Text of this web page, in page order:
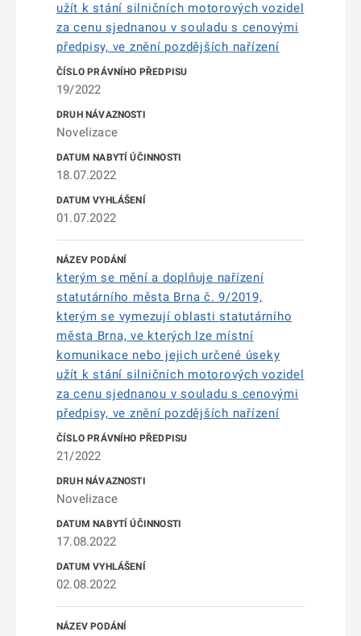
užít k stání silničních motorových vozidel
za cenu sjednanou v souladu s cenovými
předpisy, ve znění pozdějších nařízení
19/2022
Novelizace
18.07.2022
01.07.2022
kterým se mění a doplňuje nařízení
statutárního města Brna č. 9/2019,
kterým se vymezují oblasti statutárního
města Brna, ve kterých lze místní
komunikace nebo jejich určené úseky
užít k stání silničních motorových vozidel
za cenu sjednanou v souladu s cenovými
předpisy, ve znění pozdějších nařízení
21/2022
Novelizace
17.08.2022
02.08.2022